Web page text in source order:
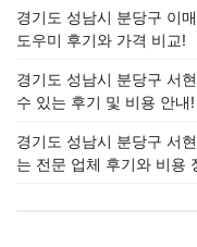
경기도 성남시 분당구 이
도우미 후기와 가격 비교!
경기도 성남시 분당구 서
수 있는 후기 및 비용 안내!
경기도 성남시 분당구 서
는 전문 업체 후기와 비용